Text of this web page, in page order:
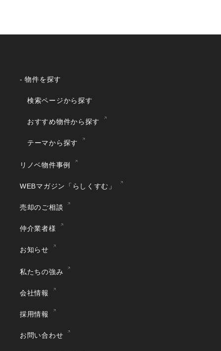
- 物件を探す
検索ページから探す
おすすめ物件から探す
テーマから探す
リノベ物件事例
WEBマガジン「らしくすむ」
売却のご相談
仲介業者様
お知らせ
私たちの強み
会社情報
採用情報
お問い合わせ